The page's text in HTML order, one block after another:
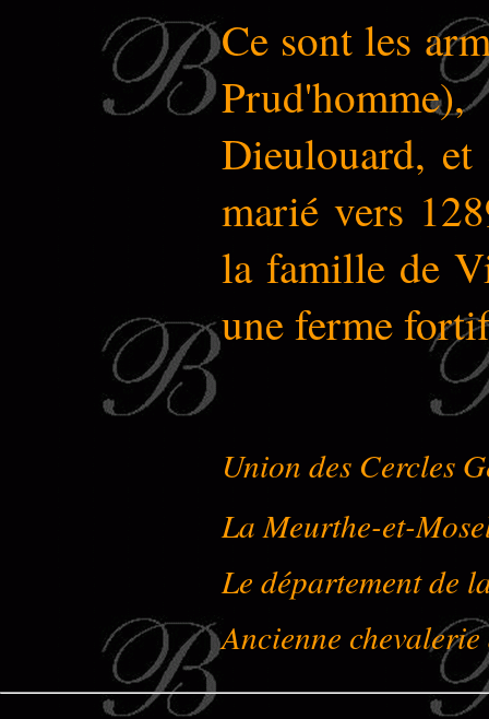
Ce sont les
Dieulouard, et
marié vers
la famille de
une ferme
Union des Cercles
La Meurthe-et-
Le département de
Ancienne